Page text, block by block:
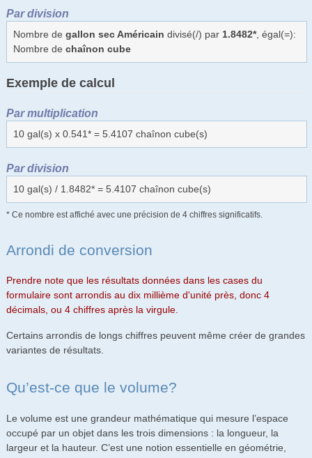
Par division
Nombre de gallon sec Américain divisé(/) par 1.8482*, égal(=):
Nombre de chaînon cube
Exemple de calcul
Par multiplication
10 gal(s) x 0.541* = 5.4107 chaînon cube(s)
Par division
10 gal(s) / 1.8482* = 5.4107 chaînon cube(s)
* Ce nombre est affiché avec une précision de 4 chiffres significatifs.
Arrondi de conversion
Prendre note que les résultats données dans les cases du
formulaire sont arrondis au dix millième d'unité près, donc 4
décimals, ou 4 chiffres après la virgule.
Certains arrondis de longs chiffres peuvent même créer de grandes
variantes de résultats.
Qu’est-ce que le volume?
Le volume est une grandeur mathématique qui mesure l’espace
occupé par un objet dans les trois dimensions : la longueur, la
largeur et la hauteur. C’est une notion essentielle en géométrie,